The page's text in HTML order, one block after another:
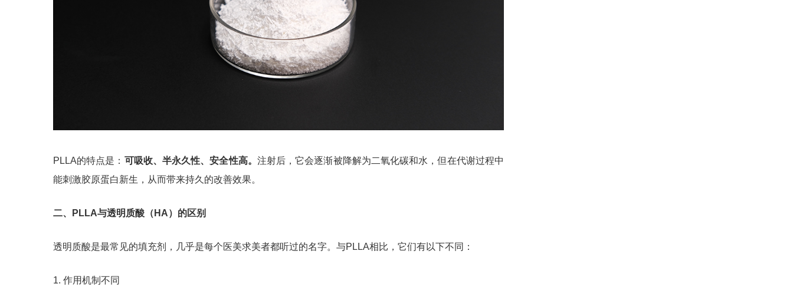
PLLA的特点是： 可吸收、半永久性、安全性高。 注射后，它会逐渐被降解为二氧化碳和水，但在代谢过程中
能刺激胶原蛋白新生，从而带来持久的改善效果。
二、PLLA与透明质酸（HA）的区别
透明质酸是最常见的填充剂，几乎是每个医美求美者都听过的名字。与PLLA相比，它们有以下不同：
1. 作用机制不同